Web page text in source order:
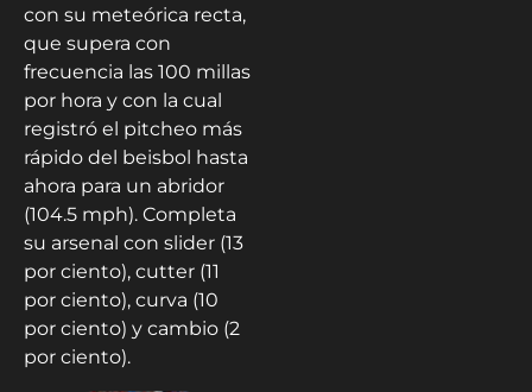
con su meteórica recta,
que supera con
frecuencia las 100 millas
por hora y con la cual
registró el pitcheo más
rápido del beisbol hasta
ahora para un abridor
(104.5 mph). Completa
su arsenal con slider (13
por ciento), cutter (11
por ciento), curva (10
por ciento) y cambio (2
por ciento).